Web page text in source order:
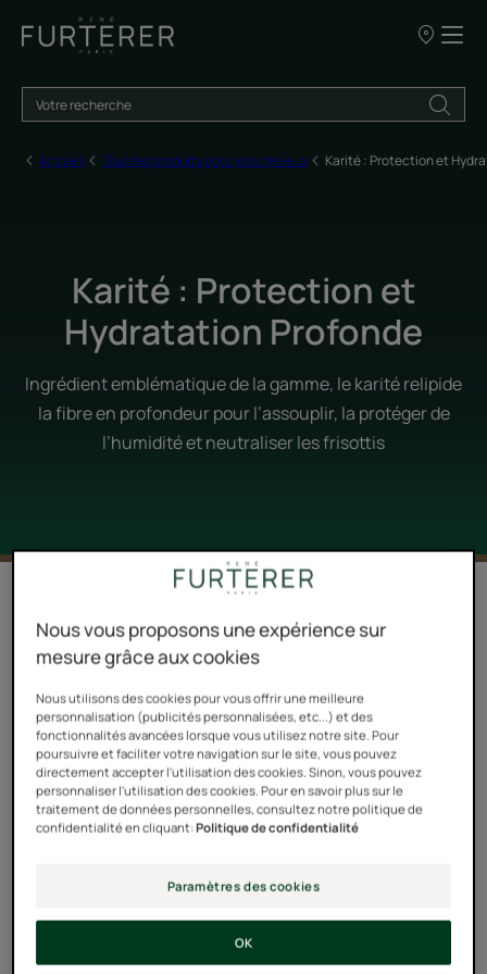
Nos
vente
Accueil Tous les produits pour vos cheveux Karité : Protection et
Karité : Protection et
Hydratation Profonde
Ingrédient emblématique de la gamme, le karité relipide
la fibre en profondeur pour l’assouplir, la protéger de
l’humidité et neutraliser les frisottis
6 résultats pour "Karité : Protection et
Hydratation Profonde"
Masque
hydratant
gainant
SUBLIME KARITÉ
Masque hydratant
nourrissant
lissant
SUBLIME KARITÉ
Masque nourrissant
Nous vous proposons une expérience sur
mesure grâce aux cookies
Nous utilisons des cookies pour vous offrir une meilleure
personnalisation (publicités personnalisées, etc...) et des
fonctionnalités avancées lorsque vous utilisez notre site. Pour
poursuivre et faciliter votre navigation sur le site, vous pouvez
directement accepter l'utilisation des cookies. Sinon, vous pouvez
personnaliser l'utilisation des cookies. Pour en savoir plus sur le
traitement de données personnelles, consultez notre politique de
confidentialité en cliquant:Politique de confidentialité
Paramètres des cookies
OK